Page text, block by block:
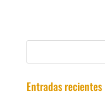
Entradas recientes